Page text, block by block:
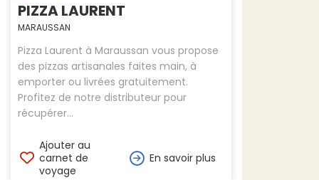
PIZZA LAURENT
MARAUSSAN
Pizza Laurent à Maraussan vous propose
des pizzas artisanales faites main, à
emporter ou livrées gratuitement.
Profitez de notre distributeur pour
récupérer...
Ajouter au
carnet de
voyage
En savoir plus